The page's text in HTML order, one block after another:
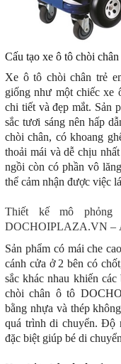
Cấu tạo xe ô tô chòi
Xe ô tô chòi chân trẻ
giống như một chiếc xe
chi tiết và đẹp mắt. Sản
sắc tươi sáng nên hấp
chòi chân, có khoang
thoải mái và dễ chịu
ngồi còn có phần vô
thể cảm nhận được việc
Thiết kế mô
DOCHOIPLAZA.VN –
Sản phẩm có mái che
cánh cửa ở 2 bên có
sắc khác nhau khiến
chòi chân ô tô
bằng nhựa và thép
quá trình di chuyển. Độ
đặc biệt giúp bé di